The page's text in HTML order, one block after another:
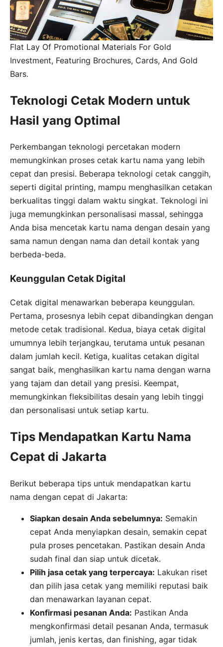
Flat Lay Of Promotional Materials For Gold
Investment, Featuring Brochures, Cards, And Gold
Bars.
Teknologi Cetak Modern untuk
Hasil yang Optimal
Perkembangan teknologi percetakan modern
memungkinkan proses cetak kartu nama yang lebih
cepat dan presisi. Beberapa teknologi cetak canggih,
seperti digital printing, mampu menghasilkan cetakan
berkualitas tinggi dalam waktu singkat. Teknologi ini
juga memungkinkan personalisasi massal, sehingga
Anda bisa mencetak kartu nama dengan desain yang
sama namun dengan nama dan detail kontak yang
berbeda-beda.
Keunggulan Cetak Digital
Cetak digital menawarkan beberapa keunggulan.
Pertama, prosesnya lebih cepat dibandingkan dengan
metode cetak tradisional. Kedua, biaya cetak digital
umumnya lebih terjangkau, terutama untuk pesanan
dalam jumlah kecil. Ketiga, kualitas cetakan digital
sangat baik, menghasilkan kartu nama dengan warna
yang tajam dan detail yang presisi. Keempat,
memungkinkan fleksibilitas desain yang lebih tinggi
dan personalisasi untuk setiap kartu.
Tips Mendapatkan Kartu Nama
Cepat di Jakarta
Berikut beberapa tips untuk mendapatkan kartu
nama dengan cepat di Jakarta:
Siapkan desain Anda sebelumnya: Semakin
cepat Anda menyiapkan desain, semakin cepat
pula proses pencetakan. Pastikan desain Anda
sudah final dan siap untuk dicetak.
Pilih jasa cetak yang terpercaya: Lakukan riset
dan pilih jasa cetak yang memiliki reputasi baik
dan menawarkan layanan cepat.
Konfirmasi pesanan Anda: Pastikan Anda
mengkonfirmasi detail pesanan Anda, termasuk
jumlah, jenis kertas, dan finishing, agar tidak